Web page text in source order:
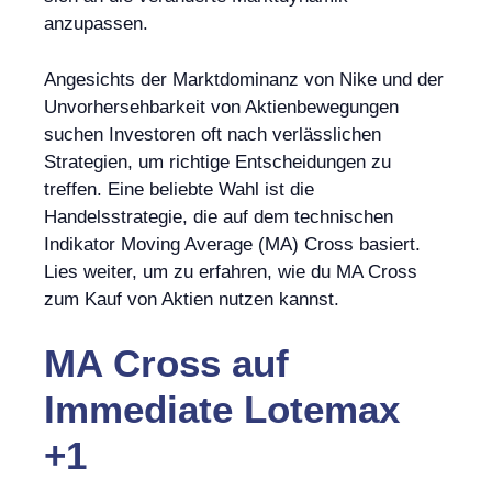
anzupassen.
Angesichts der Marktdominanz von Nike und der
Unvorhersehbarkeit von Aktienbewegungen
suchen Investoren oft nach verlässlichen
Strategien, um richtige Entscheidungen zu
treffen. Eine beliebte Wahl ist die
Handelsstrategie, die auf dem technischen
Indikator Moving Average (MA) Cross basiert.
Lies weiter, um zu erfahren, wie du MA Cross
zum Kauf von Aktien nutzen kannst.
MA Cross auf
Immediate Lotemax
+1